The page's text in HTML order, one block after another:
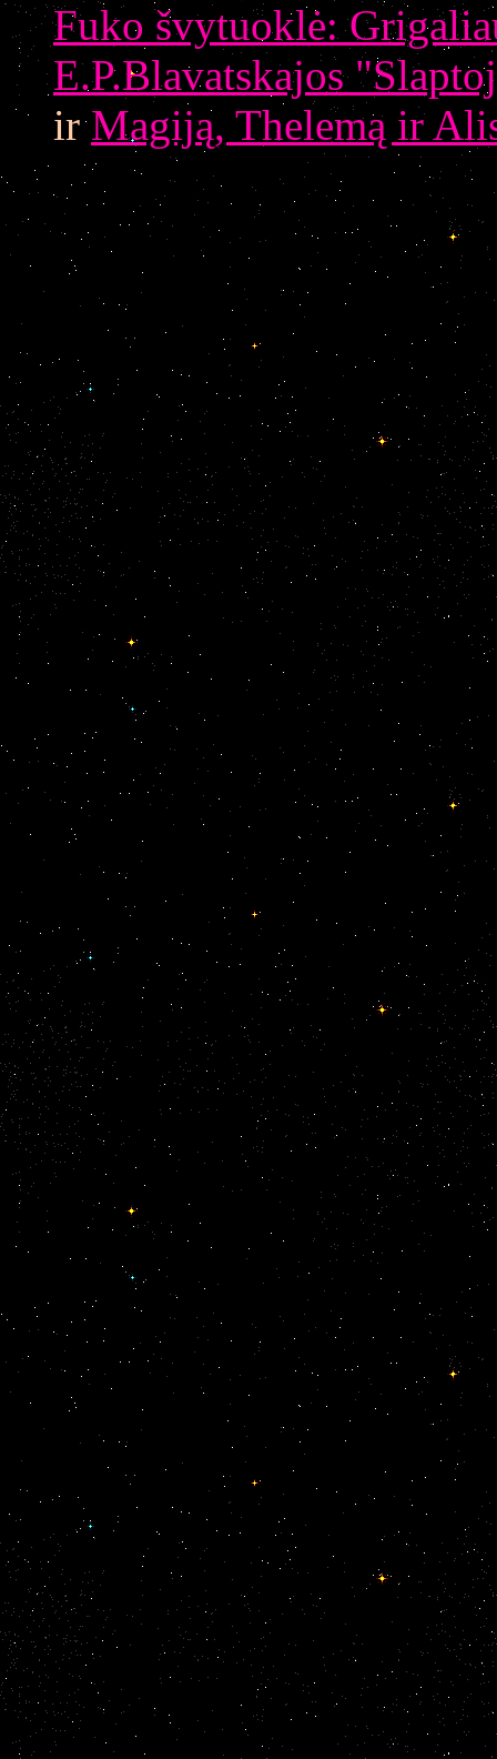
Fuko švytuoklė:
E.P.Blavatskajos
irMagiją, Thelemą ir